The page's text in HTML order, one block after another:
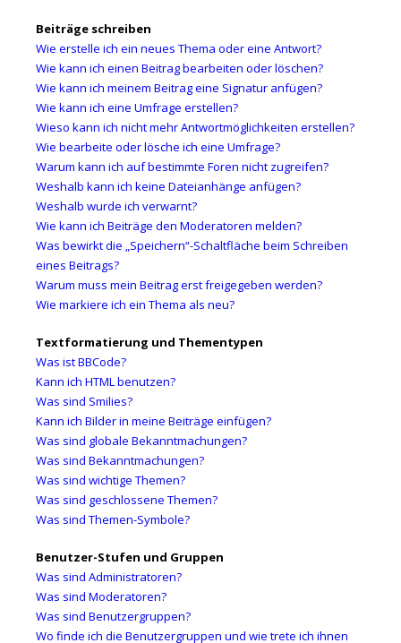
Beiträge schreiben
Wie erstelle ich ein neues Thema oder eine Antwort?
Wie kann ich einen Beitrag bearbeiten oder löschen?
Wie kann ich meinem Beitrag eine Signatur anfügen?
Wie kann ich eine Umfrage erstellen?
Wieso kann ich nicht mehr Antwortmöglichkeiten erstellen?
Wie bearbeite oder lösche ich eine Umfrage?
Warum kann ich auf bestimmte Foren nicht zugreifen?
Weshalb kann ich keine Dateianhänge anfügen?
Weshalb wurde ich verwarnt?
Wie kann ich Beiträge den Moderatoren melden?
Was bewirkt die „Speichern“-Schaltfläche beim Schreiben
eines Beitrags?
Warum muss mein Beitrag erst freigegeben werden?
Wie markiere ich ein Thema als neu?
Textformatierung und Thementypen
Was ist BBCode?
Kann ich HTML benutzen?
Was sind Smilies?
Kann ich Bilder in meine Beiträge einfügen?
Was sind globale Bekanntmachungen?
Was sind Bekanntmachungen?
Was sind wichtige Themen?
Was sind geschlossene Themen?
Was sind Themen-Symbole?
Benutzer-Stufen und Gruppen
Was sind Administratoren?
Was sind Moderatoren?
Was sind Benutzergruppen?
Wo finde ich die Benutzergruppen und wie trete ich ihnen